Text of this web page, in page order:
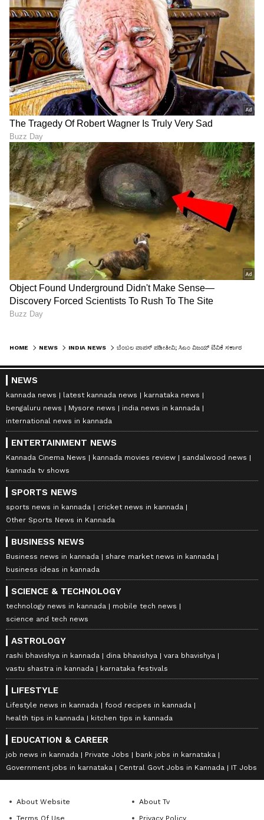
HOME NEWS INDIA NEWS
NEWS
kannada news latest kannada news
karnataka news
bengaluru news
Mysore news
india news in kannada
international news in kannada
ENTERTAINMENT NEWS
Kannada Cinema News kannada movies review
sandalwood news
kannada tv shows
SPORTS NEWS
sports news in kannada
cricket news in kannada
Other Sports News in Kannada
BUSINESS NEWS
Business news in kannada
share market news in kannada
business ideas in kannada
SCIENCE & TECHNOLOGY
technology news in kannada
mobile tech news
science and tech news
ASTROLOGY
rashi bhavishya in kannada dina bhavishya
vara bhavishya
vastu shastra in kannada
karnataka festivals
LIFESTYLE
Lifestyle news in kannada
food recipes in kannada
health tips in kannada
kitchen tips in kannada
EDUCATION & CAREER
job news in kannada Private Jobs
bank jobs in karnataka
Government jobs in karnataka
Central Govt Jobs in Kannada IT Jobs
About Website
About Tv
Terms Of Use
Privacy Policy